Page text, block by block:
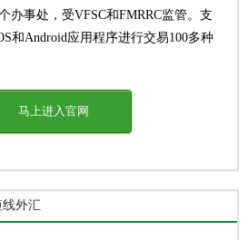
办事处，受VFSC和FMRRC监管。支
和Android应用程序进行交易100多种
马上进入官网
外汇